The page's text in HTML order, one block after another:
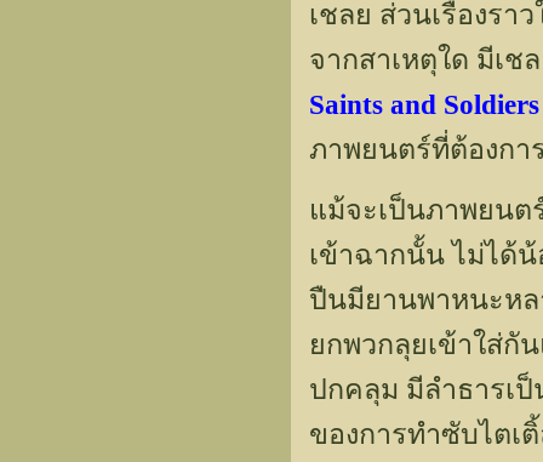
เชลย ส่วนเรื่องรา
จากสาเหตุใด มีเ
Saints and Soldiers
ภาพยนตร์ที่ต้องกา
แม้จะเป็นภาพยน
เข้าฉากนั้น ไม่ได้
ปืนมียานพาหนะหล
ยกพวกลุยเข้าใส่กั
ปกคลุม มีลำธารเ
ของการทำซับไตเ